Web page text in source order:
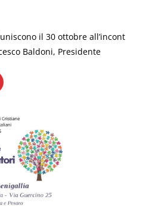
il 30 ottobre all’incont
Baldoni, Presidente